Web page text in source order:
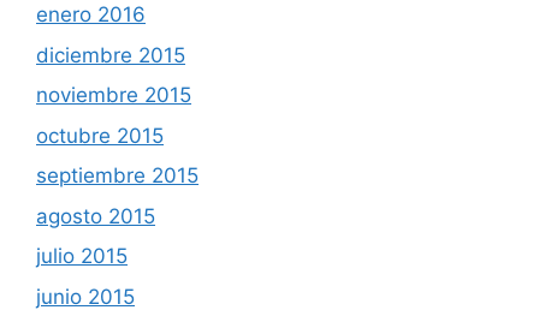
enero 2016
diciembre 2015
noviembre 2015
octubre 2015
septiembre 2015
agosto 2015
julio 2015
junio 2015